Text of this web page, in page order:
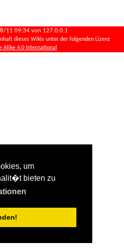
um
bieten zu
11 09:34 von 127.0.0.1
dieses Wikis unter der folgenden Lizenz
Alike 4.0 International